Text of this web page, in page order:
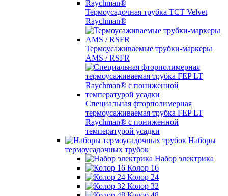
Термоусадочная трубка TCT Velvet
Raychman®
Термоусаживаемые трубки-маркеры
AMS / RSFR
Специальная фторполимерная
термоусаживаемая трубка FEP LT
Raychman® с пониженной
температурой усадки
Наборы
термоусадочных трубок
Набор электрика
Колор 16
Колор 24
Колор 32